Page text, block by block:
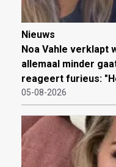
Nieuws
Noa Vahle verklapt
allemaal minder
reageert furieus:
05-08-2026